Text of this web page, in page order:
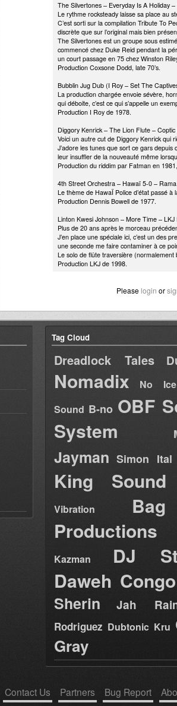
The Silvertones – Everyday Is A Holiday
Le rythme rocksteady laisse sa place au
C’est sorti sur la compilation Tribute To
discrète que sur l’original mais bien
The Silvertones est un groupe sous
commencé chez Duke Reid pendant la
un court passage en 75 chez Winston
Production Coxsone Dodd, late 70’s.
Bubblin Jug Dub (I Roy – Set The
La production chargée envoie sévère,
qui déboite, c’est ce qui s’appelle un
Production I Roy de 1978.
Diggory Kenrick – The Lion Flute –
Voici un autre cut de Diggory Kenrick qui
J’adore les tunes que sort ce gars
leur insuffler de la nouveauté même
Production du riddim par Fatman en
4th Street Orchestra – Hawaï 5-0 –
Le thème de HawaÏ Police d’état passé
Production Dennis Bowell de 1977.
Linton Kwesi Johnson – More Time –
Plus de 20 ans après le morceau
J’en place une spéciale ici, c’est un des
une seconde me faire contaminer à ce
Le solo de flûte traversière
Production LKJ de 1998.
Please login or
Tag Cloud
Dreadlock Tales
Nomadix
No
Sound B-no OBF
System
Jayman Simon Ital
King Sound
Vibration
Productions
Kazman
DJ
Daweh Congo
Sherin
Jah
Rodriguez Dubtonic Kru
Gray
Contact Us Partners Bug Report